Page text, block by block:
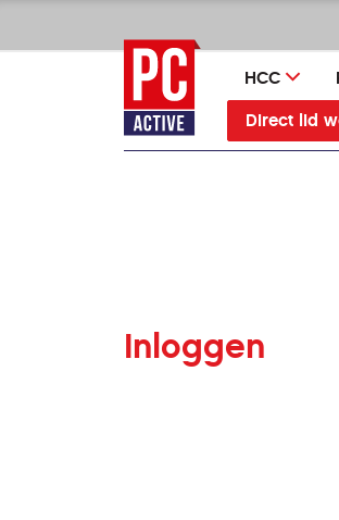
direct
naar
inhoud
HCC
Direct lid
Inloggen